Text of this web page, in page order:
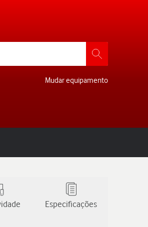
Mudar equipamento
Especificações